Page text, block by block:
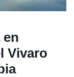
Vivaro